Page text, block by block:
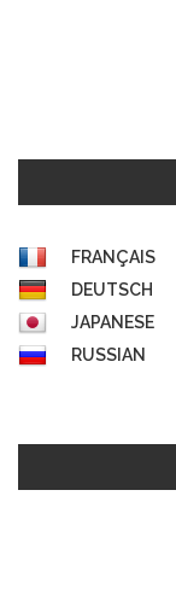
FRANÇAIS
DEUTSCH
JAPANESE
RUSSIAN